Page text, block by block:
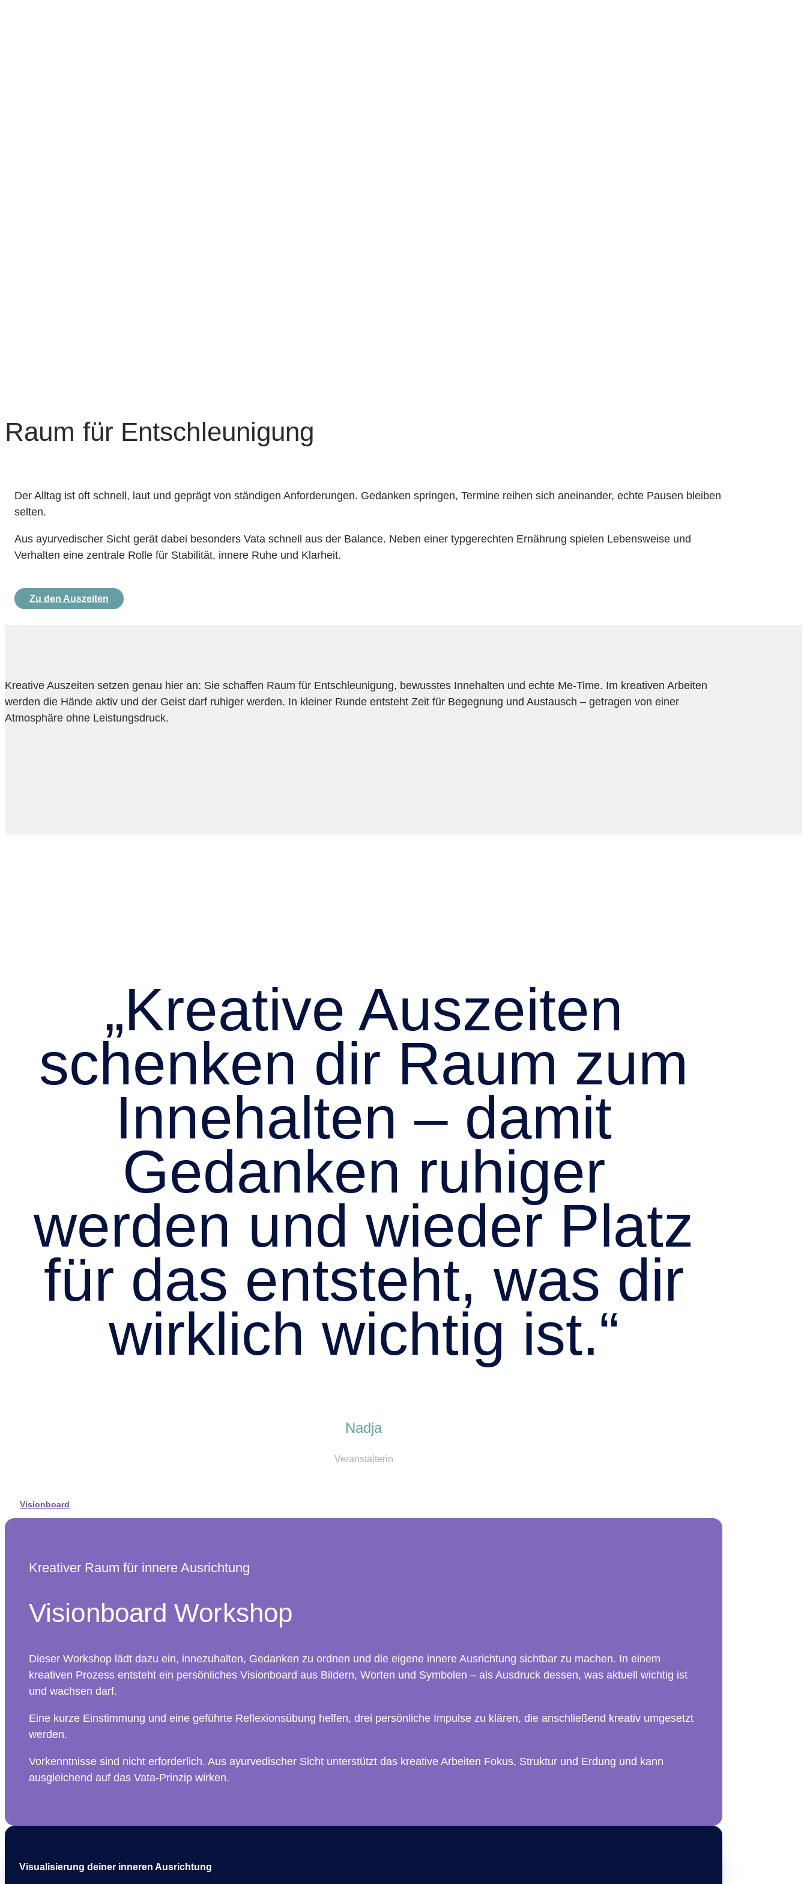
Raum für Entschleunigung
Der Alltag ist oft schnell, laut und geprägt von ständigen Anforderungen. Gedanken springen, Termine reihen sich aneinander, echte Pausen bleiben
selten.
Aus ayurvedischer Sicht gerät dabei besonders Vata schnell aus der Balance. Neben einer typgerechten Ernährung spielen Lebensweise und
Verhalten eine zentrale Rolle für Stabilität, innere Ruhe und Klarheit.
Zu den Auszeiten
Kreative Auszeiten setzen genau hier an: Sie schaffen Raum für Entschleunigung, bewusstes Innehalten und echte Me-Time. Im kreativen Arbeiten
werden die Hände aktiv und der Geist darf ruhiger werden. In kleiner Runde entsteht Zeit für Begegnung und Austausch – getragen von einer
Atmosphäre ohne Leistungsdruck.
„Kreative Auszeiten
schenken dir Raum zum
Innehalten – damit
Gedanken ruhiger
werden und wieder Platz
für das entsteht, was dir
wirklich wichtig ist.“
Nadja
Veranstalterin
Visionboard
Kreativer Raum für innere Ausrichtung
Visionboard Workshop
Dieser Workshop lädt dazu ein, innezuhalten, Gedanken zu ordnen und die eigene innere Ausrichtung sichtbar zu machen. In einem
kreativen Prozess entsteht ein persönliches Visionboard aus Bildern, Worten und Symbolen – als Ausdruck dessen, was aktuell wichtig ist
und wachsen darf.
Eine kurze Einstimmung und eine geführte Reflexionsübung helfen, drei persönliche Impulse zu klären, die anschließend kreativ umgesetzt
werden.
Vorkenntnisse sind nicht erforderlich. Aus ayurvedischer Sicht unterstützt das kreative Arbeiten Fokus, Struktur und Erdung und kann
ausgleichend auf das Vata-Prinzip wirken.
Visualisierung deiner inneren Ausrichtung